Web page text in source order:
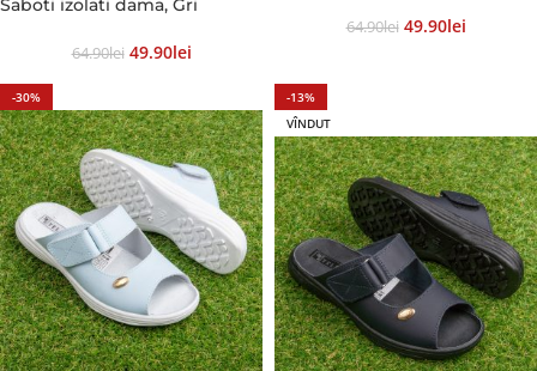
Saboti izolati dama, Gri
64.90Lei 49.90Lei
64.90Lei 49.90Lei
-30%
-13%
VÎNDUT